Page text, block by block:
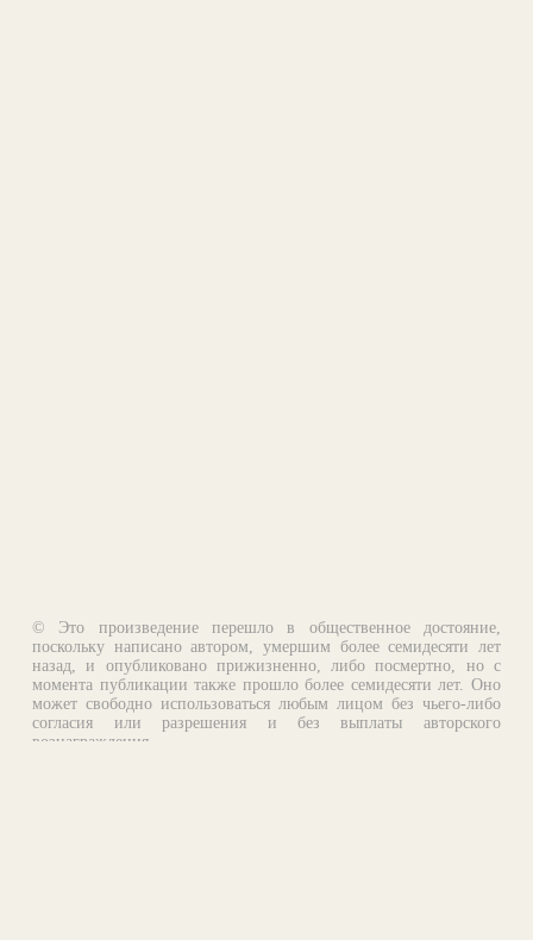
© Это произведение перешло в общественное достояние,
поскольку написано автором, умершим более семидесяти лет
назад, и опубликовано прижизненно, либо посмертно, но с
момента публикации также прошло более семидесяти лет. Оно
может свободно использоваться любым лицом без чьего-либо
согласия или разрешения и без выплаты авторского
вознаграждения.